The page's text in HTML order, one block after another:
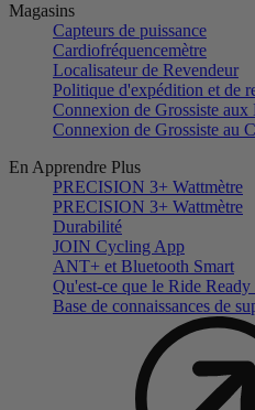
Magasins
Capteurs de puissance
Cardiofréquencemètre
Localisateur de Revendeur
Politique d'expédition et de
Connexion de Grossiste aux
Connexion de Grossiste au
En Apprendre Plus
PRECISION 3+ Wattmètre
PRECISION 3+ Wattmètre
Durabilité
JOIN Cycling App
ANT+ et Bluetooth Smart
Qu'est-ce que le Ride
Base de connaissances de